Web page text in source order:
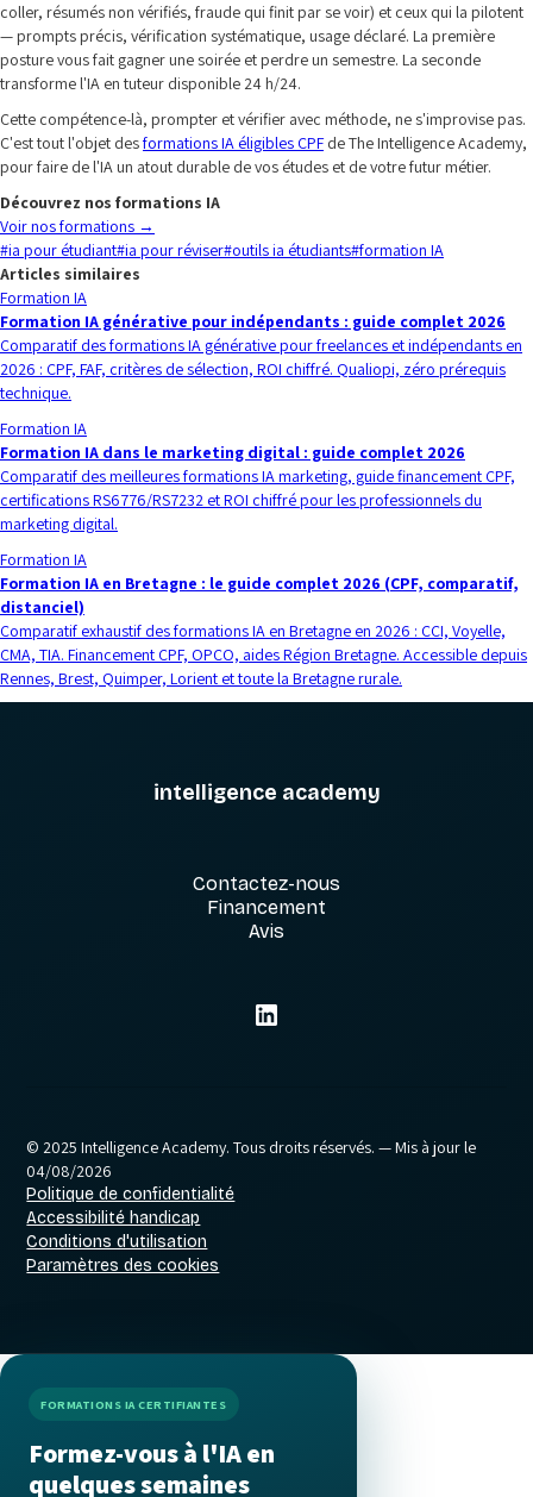
coller, résumés non vérifiés, fraude qui finit par se voir) et ceux qui la pilotent
— prompts précis, vérification systématique, usage déclaré. La première
posture vous fait gagner une soirée et perdre un semestre. La seconde
transforme l'IA en tuteur disponible 24 h/24.
Cette compétence-là, prompter et vérifier avec méthode, ne s'improvise pas.
C'est tout l'objet desformations IA éligibles CPFde The Intelligence Academy,
pour faire de l'IA un atout durable de vos études et de votre futur métier.
Découvrez nos formations IA
Voir nos formations →
#ia pour étudiant#ia pour réviser#outils ia étudiants#formation IA
Articles similaires
Formation IA
Formation IA générative pour indépendants : guide complet 2026
Comparatif des formations IA générative pour freelances et indépendants en
2026 : CPF, FAF, critères de sélection, ROI chiffré. Qualiopi, zéro prérequis
technique.
Formation IA
Formation IA dans le marketing digital : guide complet 2026
Comparatif des meilleures formations IA marketing, guide financement CPF,
certifications RS6776/RS7232 et ROI chiffré pour les professionnels du
marketing digital.
Formation IA
Formation IA en Bretagne : le guide complet 2026 (CPF, comparatif,
distanciel)
Comparatif exhaustif des formations IA en Bretagne en 2026 : CCI, Voyelle,
CMA, TIA. Financement CPF, OPCO, aides Région Bretagne. Accessible depuis
Rennes, Brest, Quimper, Lorient et toute la Bretagne rurale.
intelligence academy
Contactez-nous
Financement
Avis
© 2025 Intelligence Academy. Tous droits réservés. — Mis à jour le
04/08/2026
Politique de confidentialité
Accessibilité handicap
Conditions d'utilisation
Paramètres des cookies
FORMATIONS IA CERTIFIANTES
Formez-vous à l'IA en
quelques semaines